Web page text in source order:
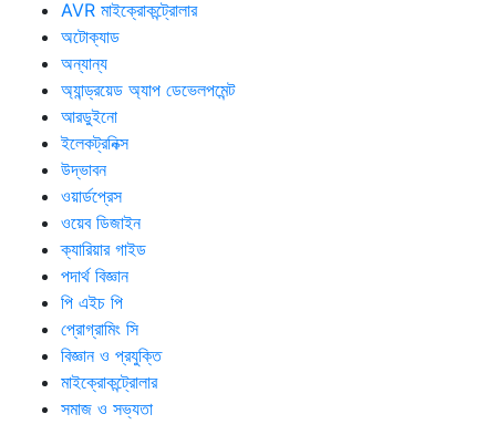
AVR মাইক্রোকন্ট্রোলার
অটোক্যাড
অন্যান্য
অ্যান্ড্রয়েড অ্যাপ ডেভেলপমেন্ট
আরডুইনো
ইলেকট্রনিক্স
উদ্ভাবন
ওয়ার্ডপ্রেস
ওয়েব ডিজাইন
ক্যারিয়ার গাইড
পদার্থ বিজ্ঞান
পি এইচ পি
প্রোগ্রামিং সি
বিজ্ঞান ও প্রযুক্তি
মাইক্রোকন্ট্রোলার
সমাজ ও সভ্যতা